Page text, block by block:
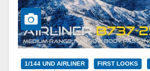
1/144 UND AIRLINER FIRST LOOKS